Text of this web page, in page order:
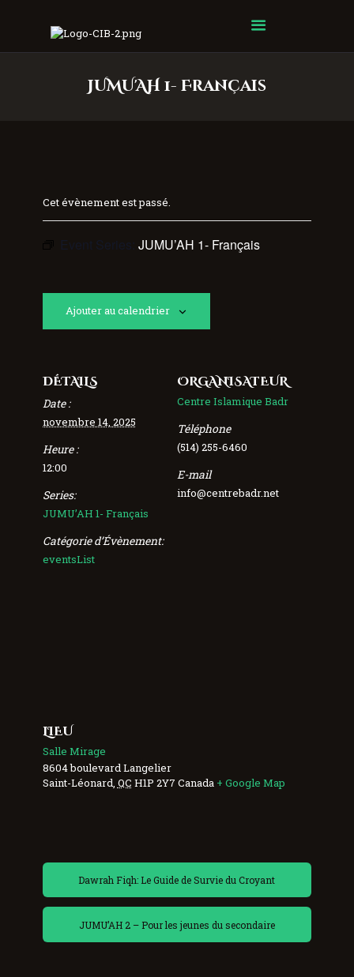
JUMU'AH 1- Français
Centre Islamique Badr
Cet évènement est passé.
Event Series: JUMU’AH 1- Français
Ajouter au calendrier
DÉTAILS
Date :
novembre 14, 2025
Heure :
12:00
Series:
JUMU’AH 1- Français
Catégorie d’Évènement:
eventsList
ORGANISATEUR
Centre Islamique Badr
Téléphone
(514) 255-6460
E-mail
info@centrebadr.net
LIEU
Salle Mirage
8604 boulevard Langelier
Saint-Léonard QC H1P 2Y7 Canada + Google Map
Dawrah Fiqh: Le Guide de Survie du Croyant
JUMU’AH 2 – Pour les jeunes du secondaire